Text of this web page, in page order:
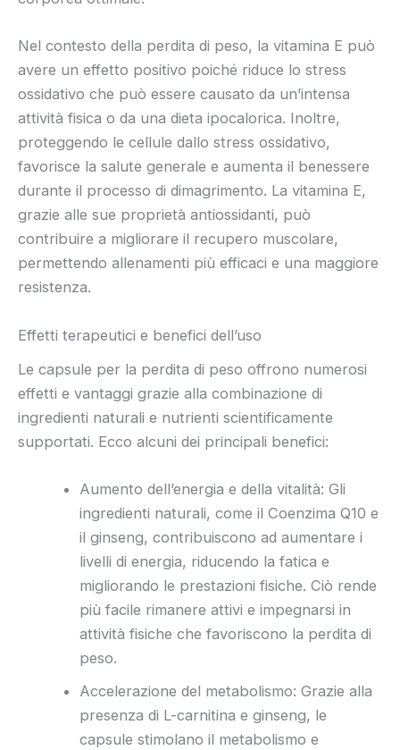
Nel contesto della perdita di peso, la vitamina E può
avere un effetto positivo poiché riduce lo stress
ossidativo che può essere causato da un’intensa
attività fisica o da una dieta ipocalorica. Inoltre,
proteggendo le cellule dallo stress ossidativo,
favorisce la salute generale e aumenta il benessere
durante il processo di dimagrimento. La vitamina E,
grazie alle sue proprietà antiossidanti, può
contribuire a migliorare il recupero muscolare,
permettendo allenamenti più efficaci e una maggiore
resistenza.
Effetti terapeutici e benefici dell’uso
Le capsule per la perdita di peso offrono numerosi
effetti e vantaggi grazie alla combinazione di
ingredienti naturali e nutrienti scientificamente
supportati. Ecco alcuni dei principali benefici:
Aumento dell’energia e della vitalità: Gli
ingredienti naturali, come il Coenzima Q10 e
il ginseng, contribuiscono ad aumentare i
livelli di energia, riducendo la fatica e
migliorando le prestazioni fisiche. Ciò rende
più facile rimanere attivi e impegnarsi in
attività fisiche che favoriscono la perdita di
peso.
Accelerazione del metabolismo: Grazie alla
presenza di L-carnitina e ginseng, le
capsule stimolano il metabolismo e